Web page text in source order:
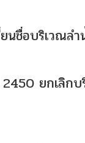
ชื่อบริเวณลำ
ยกเลิกบริ